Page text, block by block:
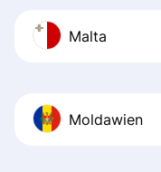
Malta
Moldawien